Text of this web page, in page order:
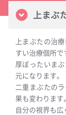
上まぶ
上まぶたの治
すい治療個所で
厚ぼったいま
元になります。
二重まぶたの
果も変わります。
自分の視界も広